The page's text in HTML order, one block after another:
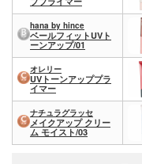
hana by hince
ベールフィットUVト
ーンアップ/01
オレリー
UVトーンアッププラ
イマー
ナチュラグラッセ
メイクアップ クリー
ム モイスト/03